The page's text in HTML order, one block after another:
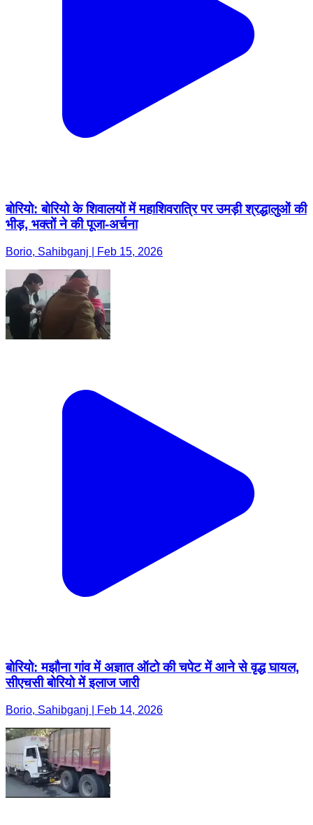
बोरियो: बोरियो के शिवालयों में महाशिवरात्रि पर उमड़ी श्रद्धालुओं की
भीड़, भक्तों ने की पूजा-अर्चना
Borio, Sahibganj | Feb 15, 2026
बोरियो: मझौना गांव में अज्ञात ऑटो की चपेट में आने से वृद्ध घायल,
सीएचसी बोरियो में इलाज जारी
Borio, Sahibganj | Feb 14, 2026